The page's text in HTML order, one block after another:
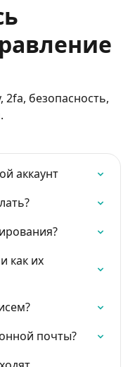
безопасность,
аккаунт
как их
почты?